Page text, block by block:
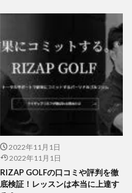
2022年11月1日
2022年11月1日
RIZAP GOLFの口コミや評判を徹
底検証！レッスンは本当に上達す